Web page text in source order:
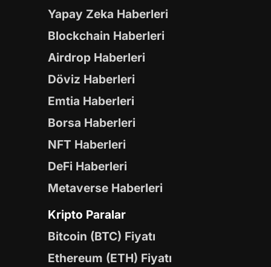
Yapay Zeka Haberleri
Blockchain Haberleri
Airdrop Haberleri
Döviz Haberleri
Emtia Haberleri
Borsa Haberleri
NFT Haberleri
DeFi Haberleri
Metaverse Haberleri
Kripto Paralar
Bitcoin (BTC) Fiyatı
Ethereum (ETH) Fiyatı